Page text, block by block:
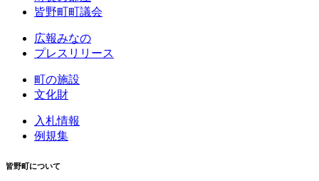
皆野町町議会
広報みなの
プレスリリース
町の施設
文化財
入札情報
例規集
皆野町について